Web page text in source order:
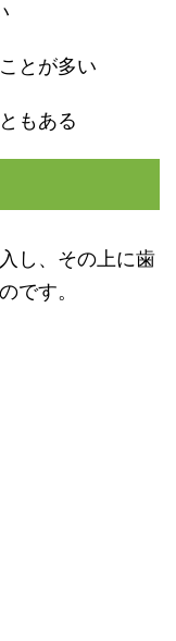
とが多い
もある
し、その上に歯
です。